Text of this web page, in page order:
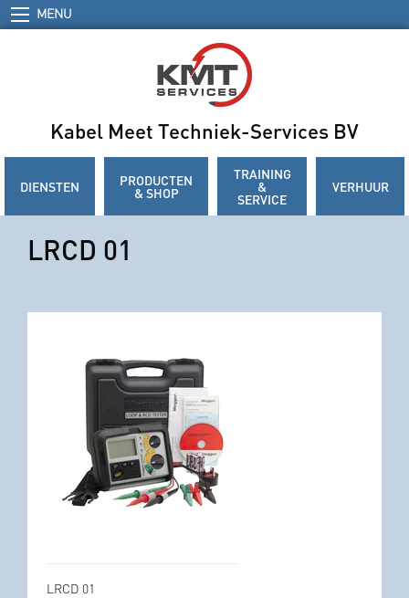
MENU
Kabel Meet Techniek-Services BV
DIENSTEN PRODUCTEN
& SHOP
TRAINING
&
SERVICE
VERHUUR
LRCD 01
LRCD 01